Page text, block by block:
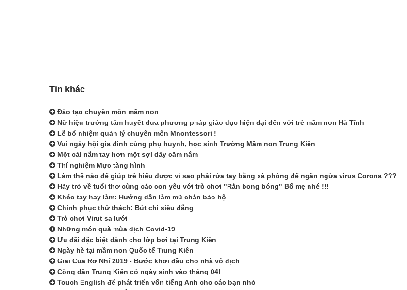
Tin khác
Đào tạo chuyên môn mầm non
Nữ hiệu trưởng tâm huyết đưa phương pháp giáo dục hiện đại đến với trẻ mầm non Hà Tĩnh
Lễ bổ nhiệm quản lý chuyên môn Mnontessori !
Vui ngày hội gia đình cùng phụ huynh, học sinh Trường Mầm non Trung Kiên
Một cái nắm tay hơn một sợi dây cầm nắm
Thí nghiệm Mực tàng hình
Làm thế nào để giúp trẻ hiểu được vì sao phải rửa tay bằng xà phòng để ngăn ngừa virus Corona ???
Hãy trở về tuổi thơ cùng các con yêu với trò chơi "Rắn bong bóng" Bố mẹ nhé !!!
Khéo tay hay làm: Hướng dẫn làm mũ chắn bảo hộ
Chinh phục thử thách: Bút chì siêu đẳng
Trò chơi Virut sa lưới
Những món quà mùa dịch Covid-19
Ưu đãi đặc biệt dành cho lớp bơi tại Trung Kiên
Ngày hè tại mầm non Quốc tế Trung Kiên
Giải Cua Rơ Nhí 2019 - Bước khởi đầu cho nhà vô địch
Công dân Trung Kiên có ngày sinh vào tháng 04!
Touch English để phát triển vốn tiếng Anh cho các bạn nhỏ